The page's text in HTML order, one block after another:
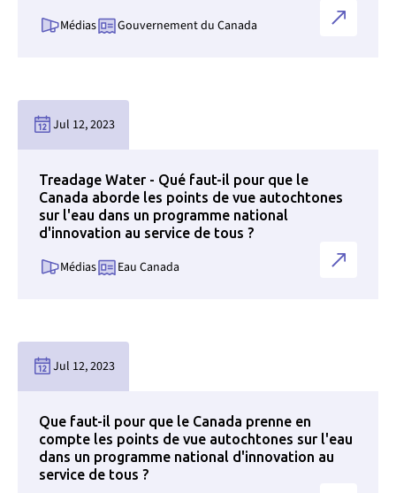
Médias Gouvernement du Canada
Jul 12, 2023
Treadage Water - Qué faut-il pour que le
Canada aborde les points de vue autochtones
sur l'eau dans un programme national
d'innovation au service de tous ?
Médias Eau Canada
Jul 12, 2023
Que faut-il pour que le Canada prenne en
compte les points de vue autochtones sur l'eau
dans un programme national d'innovation au
service de tous ?